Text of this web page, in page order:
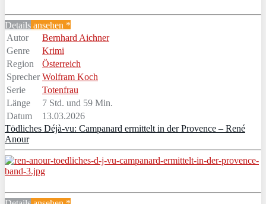
Details ansehen *
Autor
Bernhard Aichner
Genre
Krimi
Region
Österreich
Sprecher Wolfram Koch
Serie
Totenfrau
Länge
7 Std. und 59 Min.
Datum
13.03.2026
Tödliches Déjà-vu: Campanard ermittelt in der Provence – René
Anour